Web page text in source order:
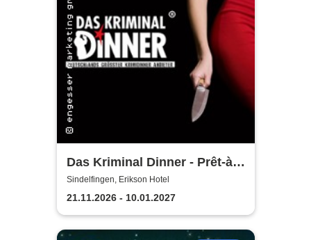
Das Kriminal Dinner - Prêt-à-
morter - Der letzte Schrei
Sindelfingen, Erikson Hotel
21.11.2026 - 10.01.2027